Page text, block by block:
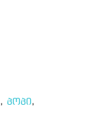
,პოპი,